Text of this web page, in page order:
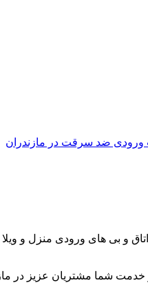
ضد سرقت در مازندران
و بی های ورودی منزل و ویلا